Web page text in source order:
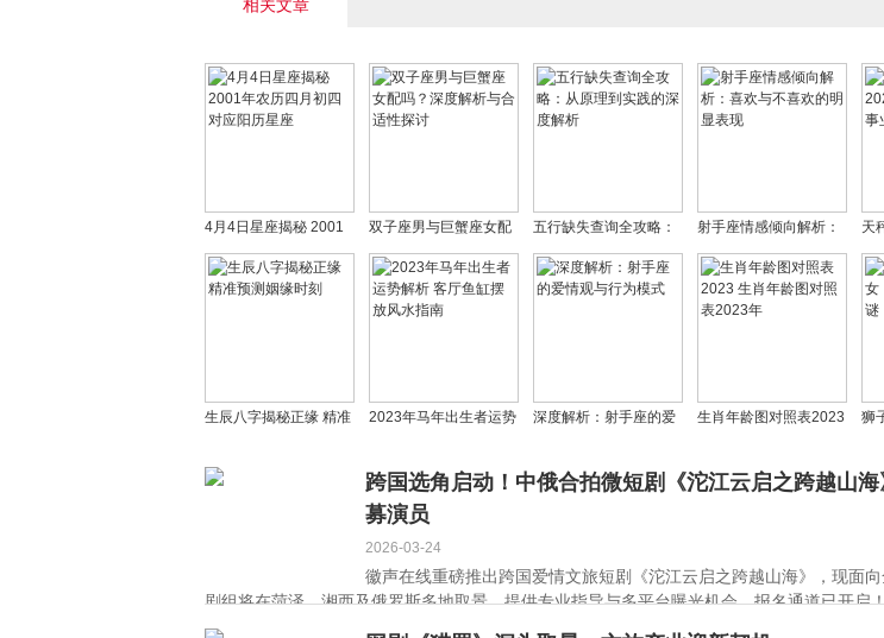
相关文章
4月4日星座揭秘 2001
年农历四月初四对应阳
历星座
双子座男与巨蟹座女配
吗？深度解析与合适性
探讨
五行缺失查询全攻略：
从原理到实践的深度解
析
射手座情感倾向解析：
喜欢与不喜欢的明显表
现
天
度
全
生辰八字揭秘正缘 精准
2023年马年出生者运势
指南
深度解析：射手座的爱
生肖年龄图对照表2023
年
狮
跨国选角启动！中俄合拍微短剧《沱江云启之跨越山
募演员
2026-03-24
徽声在线重磅推出跨国爱情文旅短剧《沱江云启之跨越山海》，现面向
剧组将在菏泽、湘西及俄罗斯多地取景，提供专业指导与多平台曝光机会，报名通道已开启